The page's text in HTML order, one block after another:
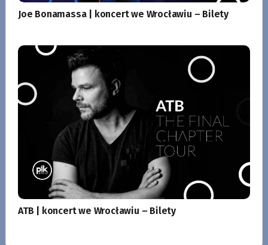
Joe Bonamassa | koncert we Wrocławiu – Bilety
ATB | koncert we Wrocławiu – Bilety